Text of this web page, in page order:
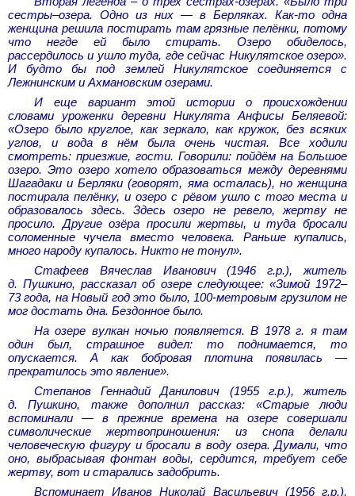
сестры–озера. Одно из них — в Берляках. Как-то одна
женщина решила постирать там грязные пелёнки, потому
что негде ей было стирать. Озеро обиделось,
рассердилось и ушло туда, где сейчас Никулятское озеро».
И будто бы под землей Никулятское соединяется с
Лежнинским и Ахмановским озерами.
И еще вариант этой истории о происхождении
словами уроженки деревни Никулята Анфисы Беляевой:
«Озеро было круглое, как зеркало, как кружок, без всяких
углов, и вода в нём была очень чистая. Все ходили
смотреть: приезжие, гости. Говорили: пойдём на Большое
озеро. Это озеро хотело образоваться между деревнями
Шагадаки и Берляки (говорят, яма осталась), но женщина
постирала пелёнку, и озеро с рёвом ушло с того места и
образовалось здесь. Здесь озеро не ревело, жертву не
просило. Другие озёра просили жертвы, и туда бросали
соломенные чучела вместо человека. Раньше купались,
много народу купалось. Никто не тонул».
Стафеев Вячеслав Иванович (1946 г.р.), житель
д. Пушкино, рассказал об озере следующее: «Зимой 1972–
73 года, на Новый год это было, 100-метровым грузилом не
мог достать дна. Бездонное было.
На озере вулкан ночью появляется. В 1978 г. я там
один был, страшное видел: то поднимается, то
опускается. А как бобровая плотина появилась —
прекратилось это явление».
Степанов Геннадий Данилович (1955 г.р.), житель
д. Пушкино, также дополнил рассказ: «Старые люди
вспоминали — в прежние времена на озере совершали
символические жертвоприношения: из снопа делали
человеческую фигуру и бросали в воду озера. Думали, что
оно, выбрасывая фонтан воды, сердится, требует себе
жертву, вот и старались задобрить.
Вспоминает Иванов Николай Васильевич (1956 г.р.),